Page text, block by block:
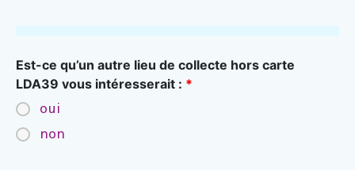
Est-ce qu’un autre lieu de collecte hors carte
LDA39 vous intéresserait : *
oui
non